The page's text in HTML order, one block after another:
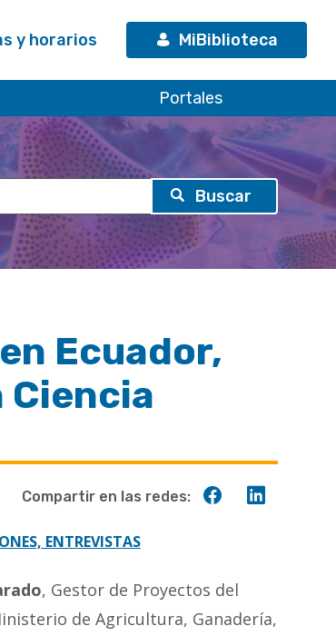
y horarios MiBiblioteca
Portales
Ecuador,
Compartir
Compartir en las redes:
ENTREVISTAS
, Gestor de Proyectos del
de Agricultura, Ganadería,